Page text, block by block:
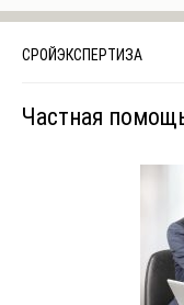
СРОЙЭКСПЕРТИЗА
Частная